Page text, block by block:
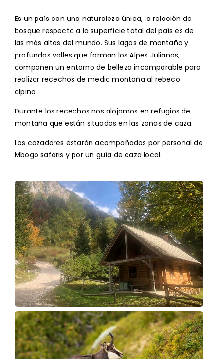
Es un país con una naturaleza única, la relación de
bosque respecto a la superficie total del país es de
las más altas del mundo. Sus lagos de montaña y
profundos valles que forman los Alpes Julianos,
componen un entorno de belleza incomparable para
realizar recechos de media montaña al rebeco
alpino.
Durante los recechos nos alojamos en refugios de
montaña que están situados en las zonas de caza.
Los cazadores estarán acompañados por personal de
Mbogo safaris y por un guía de caza local.